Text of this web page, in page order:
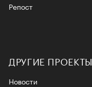
Репост
ДРУГИЕ ПРОЕКТЫ
Новости